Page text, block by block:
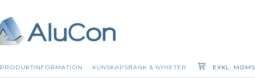
PRODUKTINFORMATION KUNSKAPSBANK & NYHETER EXKL. MOMS